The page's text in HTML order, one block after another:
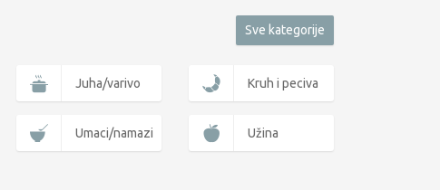
Sve kategorije
Juha/varivo Kruh i peciva
Umaci/namazi Užina